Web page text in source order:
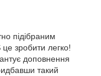
підібраним
зробити легко!
доповнення
такий